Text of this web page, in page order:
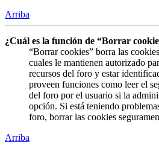
Arriba
¿Cuál es la función de “Borrar
“Borrar cookies” borra las
cuales le mantienen autorizado
recursos del foro y estar
proveen funciones como leer el
del foro por el usuario si la
opción. Si está teniendo
foro, borrar las cookies
Arriba